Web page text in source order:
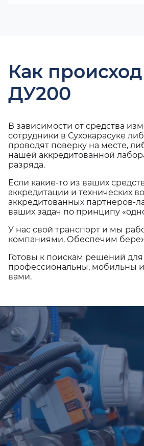
Как
ДУ200
В зависимости от средства
сотрудники в Сухокарасуке
проводят поверку на месте,
нашей аккредитованной
разряда.
Если какие-то из ваших
аккредитации и технических
аккредитованных партнеров-
ваших задач по принципу
У нас свой транспорт и мы
компаниями. Обеспечим
Готовы к поискам решений
профессиональны, мобильны
вами.